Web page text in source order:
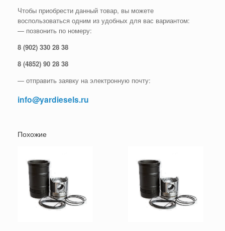
Чтобы приобрести данный товар, вы можете
воспользоваться одним из удобных для вас вариантом:
— позвонить по номеру:
8 (902) 330 28 38
8 (4852) 90 28 38
— отправить заявку на электронную почту:
info@yardiesels.ru
Похожие